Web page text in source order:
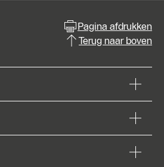
Pagina afdrukken
Terug naar boven